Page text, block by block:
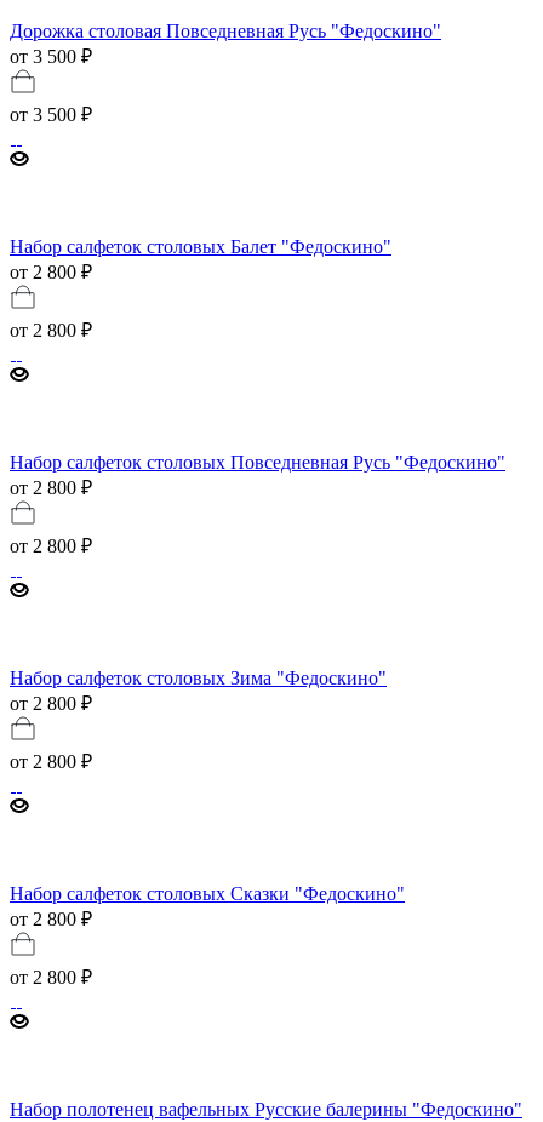
Дорожка столовая Повседневная Русь "Федоскино"
от 3 500 ₽
от 3 500 ₽
Набор салфеток столовых Балет "Федоскино"
от 2 800 ₽
от 2 800 ₽
Набор салфеток столовых Повседневная Русь "Федоскино"
от 2 800 ₽
от 2 800 ₽
Набор салфеток столовых Зима "Федоскино"
от 2 800 ₽
от 2 800 ₽
Набор салфеток столовых Сказки "Федоскино"
от 2 800 ₽
от 2 800 ₽
Набор полотенец вафельных Русские балерины "Федоскино"